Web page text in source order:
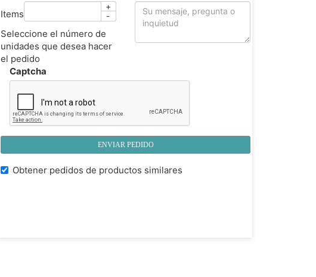
Items
+
-
Seleccione el número de
unidades que desea hacer
el pedido
Captcha
ENVIAR PEDIDO
Obtener pedidos de productos similares